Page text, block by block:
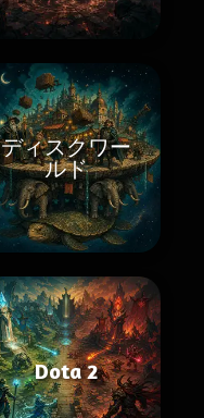
ディスクワー
ルド
Dota 2